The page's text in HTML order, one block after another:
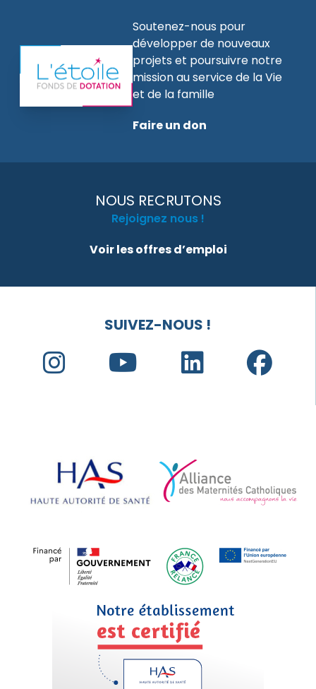
Soutenez-nous pour
développer de nouveaux
projets et poursuivre notre
mission au service de la Vie
et de la famille
Faire un don
NOUS RECRUTONS
Rejoignez nous !
Voir les offres d’emploi
SUIVEZ-NOUS !